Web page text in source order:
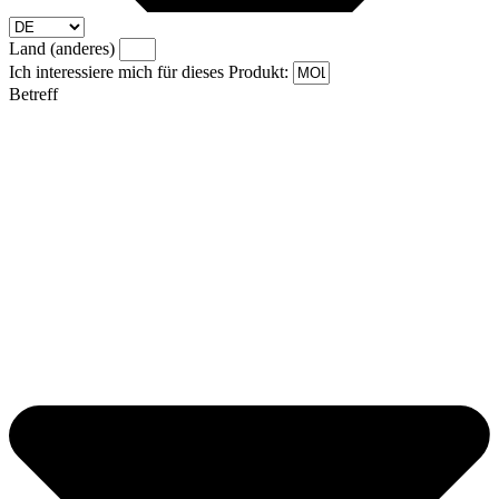
Land (anderes)
Ich interessiere mich für dieses Produkt:
Betreff